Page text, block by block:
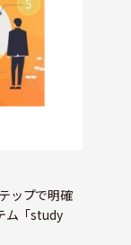
ップで明確
ム「study